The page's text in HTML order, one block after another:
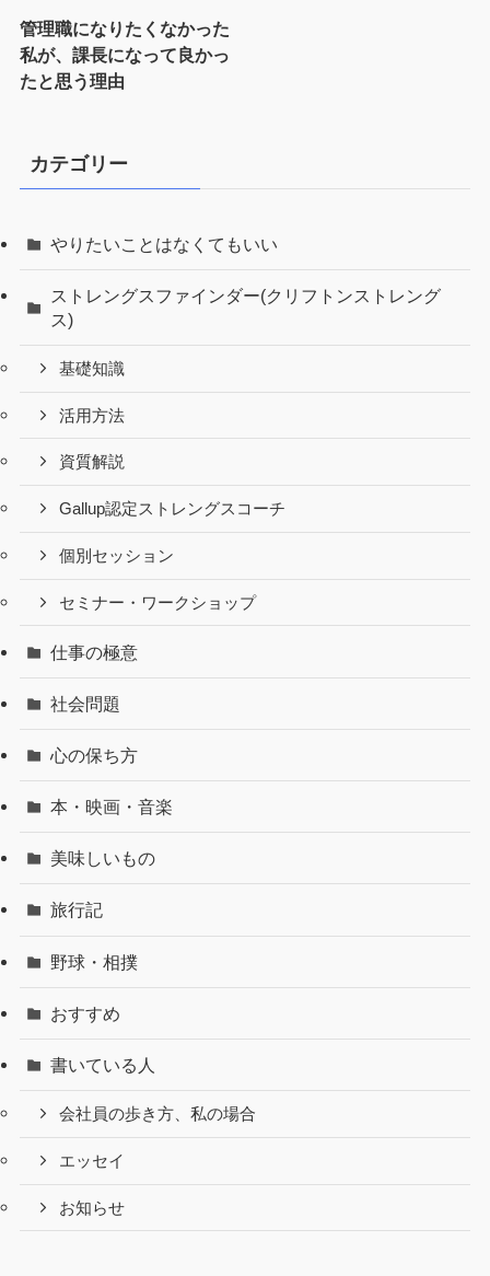
管理職になりたくなかった
私が、課長になって良かっ
たと思う理由
カテゴリー
やりたいことはなくてもいい
ストレングスファインダー(クリフトンストレング
ス)
基礎知識
活用方法
資質解説
Gallup認定ストレングスコーチ
個別セッション
セミナー・ワークショップ
仕事の極意
社会問題
心の保ち方
本・映画・音楽
美味しいもの
旅行記
野球・相撲
おすすめ
書いている人
会社員の歩き方、私の場合
エッセイ
お知らせ